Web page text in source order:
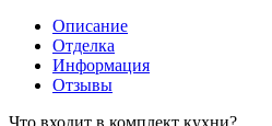
Описание
Отделка
Информация
Отзывы
Что входит в комплект кухни?